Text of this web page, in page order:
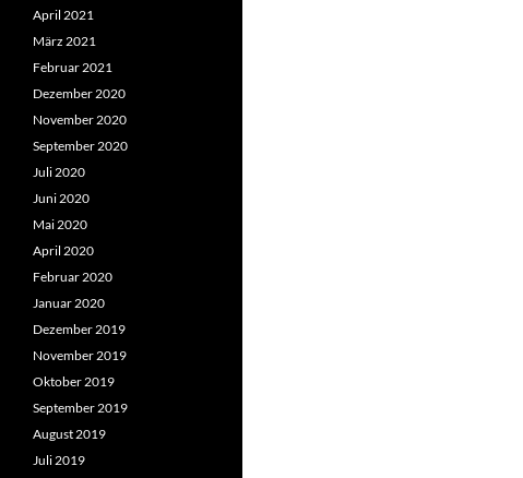
April 2021
März 2021
Februar 2021
Dezember 2020
November 2020
September 2020
Juli 2020
Juni 2020
Mai 2020
April 2020
Februar 2020
Januar 2020
Dezember 2019
November 2019
Oktober 2019
September 2019
August 2019
Juli 2019